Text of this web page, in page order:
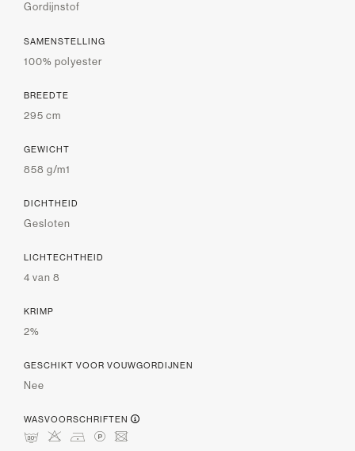
Gordijnstof
SAMENSTELLING
100% polyester
BREEDTE
295 cm
GEWICHT
858 g/m1
DICHTHEID
Gesloten
LICHTECHTHEID
4 van 8
KRIMP
2%
GESCHIKT VOOR VOUWGORDIJNEN
Nee
WASVOORSCHRIFTEN
mHDLU